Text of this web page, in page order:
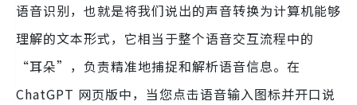
语音识别，也就是将我们说出的声音转换为计算机能够
理解的文本形式，它相当于整个语音交互流程中的
“耳朵”，负责精准地捕捉和解析语音信息。在
ChatGPT 网页版中，当您点击语音输入图标并开口说